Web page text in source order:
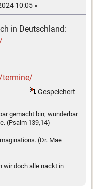
10:05 »
in Deutschland:
Gespeichert
gemacht bin; wunderbar
(Psalm 139,14)
(Dr. Mae
wir doch alle nackt in